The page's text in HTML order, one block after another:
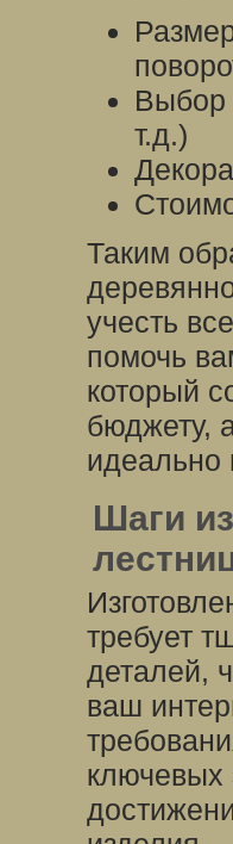
Выбор
т.д.)
Таким
учесть
помочь
который
бюджету,
идеально
Шаги
требует
деталей,
ваш
ключевых